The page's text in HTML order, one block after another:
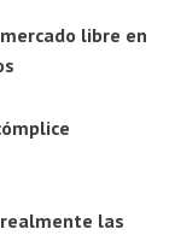
libre en
las